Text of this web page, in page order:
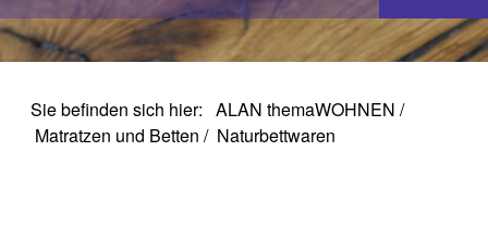
Sie befinden sich hier: ALAN themaWOHNEN /
Matratzen und Betten / Naturbettwaren